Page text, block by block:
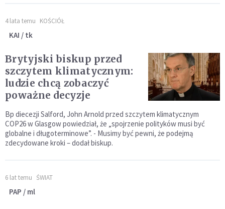
4 lata temu KOŚCIÓŁ
KAI / tk
Brytyjski biskup przed
szczytem klimatycznym:
ludzie chcą zobaczyć
poważne decyzje
Bp diecezji Salford, John Arnold przed szczytem klimatycznym
COP26 w Glasgow powiedział, że „spojrzenie polityków musi być
globalne i długoterminowe”. - Musimy być pewni, że podejmą
zdecydowane kroki – dodał biskup.
6 lat temu ŚWIAT
PAP / ml